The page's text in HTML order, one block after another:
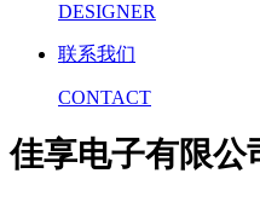
DESIGNER
联系我们
CONTACT
佳享电子有限公